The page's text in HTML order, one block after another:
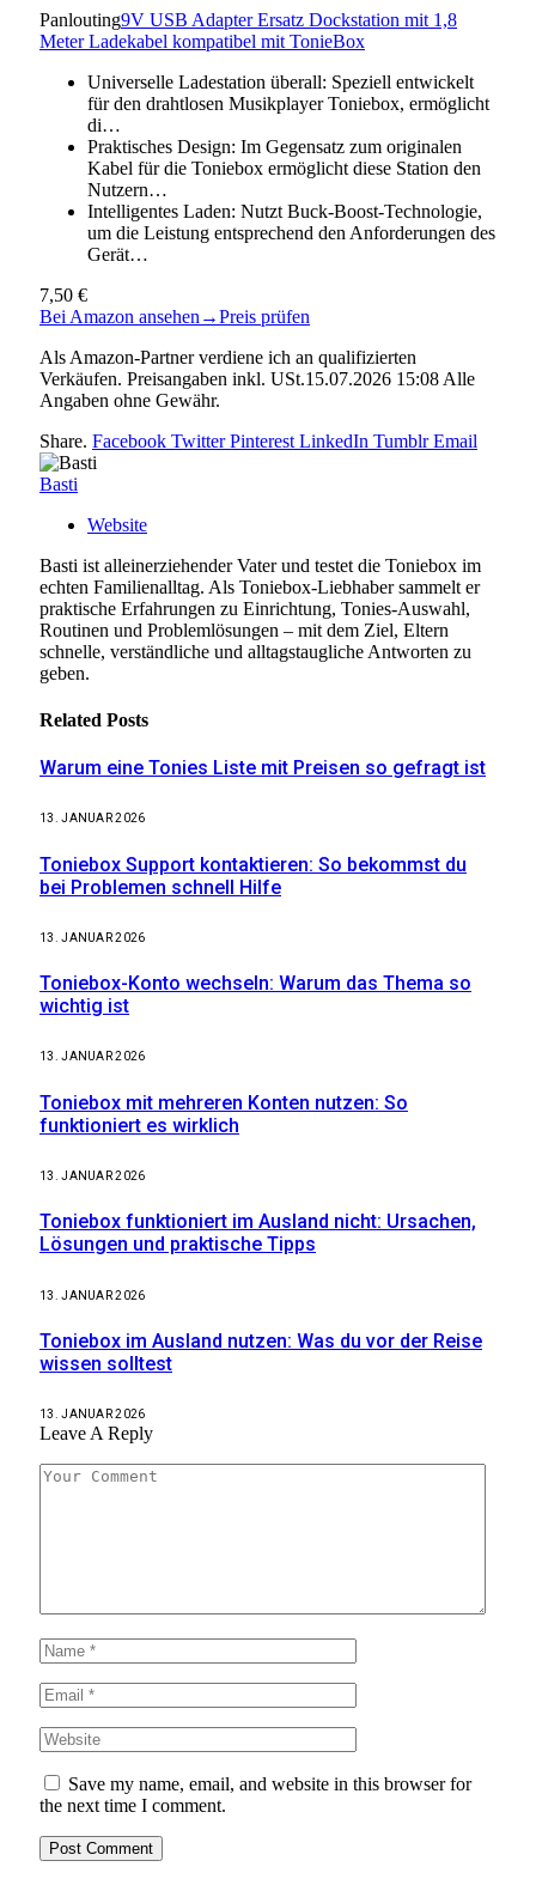
Panlouting9V USB Adapter Ersatz Dockstation mit 1,8
Meter Ladekabel kompatibel mit TonieBox
Universelle Ladestation überall: Speziell entwickelt
für den drahtlosen Musikplayer Toniebox, ermöglicht
di…
Praktisches Design: Im Gegensatz zum originalen
Kabel für die Toniebox ermöglicht diese Station den
Nutzern…
Intelligentes Laden: Nutzt Buck-Boost-Technologie,
um die Leistung entsprechend den Anforderungen des
Gerät…
7,50 €
Bei Amazon ansehen →Preis prüfen
Als Amazon-Partner verdiene ich an qualifizierten
Verkäufen. Preisangaben inkl. USt.15.07.2026 15:08 Alle
Angaben ohne Gewähr.
Share. Facebook Twitter Pinterest LinkedIn Tumblr Email
Basti
Website
Basti ist alleinerziehender Vater und testet die Toniebox im
echten Familienalltag. Als Toniebox-Liebhaber sammelt er
praktische Erfahrungen zu Einrichtung, Tonies-Auswahl,
Routinen und Problemlösungen – mit dem Ziel, Eltern
schnelle, verständliche und alltagstaugliche Antworten zu
geben.
Related Posts
Warum eine Tonies Liste mit Preisen so gefragt ist
13. JANUAR 2026
Toniebox Support kontaktieren: So bekommst du
bei Problemen schnell Hilfe
13. JANUAR 2026
Toniebox-Konto wechseln: Warum das Thema so
wichtig ist
13. JANUAR 2026
Toniebox mit mehreren Konten nutzen: So
funktioniert es wirklich
13. JANUAR 2026
Toniebox funktioniert im Ausland nicht: Ursachen,
Lösungen und praktische Tipps
13. JANUAR 2026
Toniebox im Ausland nutzen: Was du vor der Reise
wissen solltest
13. JANUAR 2026
Leave A Reply
Save my name, email, and website in this browser for
the next time I comment.